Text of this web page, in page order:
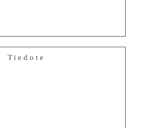
Tiedote